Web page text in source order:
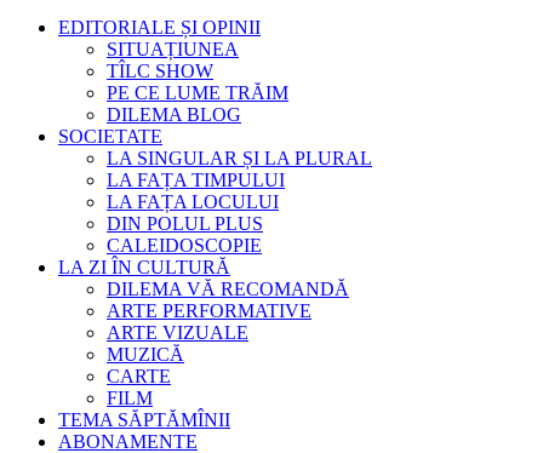
EDITORIALE ȘI OPINII
SITUAȚIUNEA
TÎLC SHOW
PE CE LUME TRĂIM
DILEMA BLOG
SOCIETATE
LA SINGULAR ȘI LA PLURAL
LA FAȚA TIMPULUI
LA FAȚA LOCULUI
DIN POLUL PLUS
CALEIDOSCOPIE
LA ZI ÎN CULTURĂ
DILEMA VĂ RECOMANDĂ
ARTE PERFORMATIVE
ARTE VIZUALE
MUZICĂ
CARTE
FILM
TEMA SĂPTĂMÎNII
ABONAMENTE